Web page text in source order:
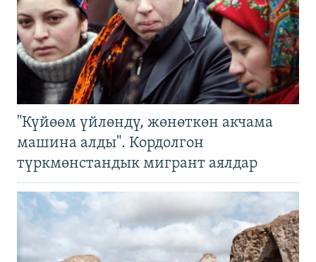
"Күйөөм үйлөндү, жөнөткөн акчама
машина алды". Кордолгон
түркмөнстандык мигрант аялдар